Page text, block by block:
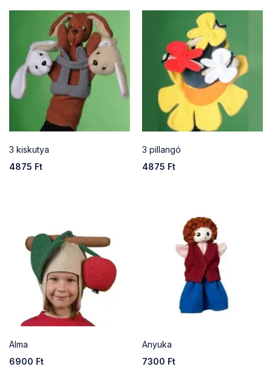
3 kiskutya
4875 Ft
3 pillangó
4875 Ft
Alma
6900 Ft
Anyuka
7300 Ft